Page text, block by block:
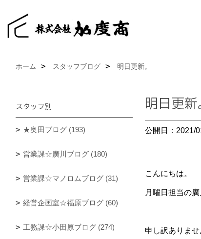
ホーム スタッフブログ 明日更新。
明日更新
公開日：2021/
こんにちは。
月曜日担当の廣
申し訳ありませ
スタッフ別
★奥田ブログ (193)
営業課☆廣川ブログ (180)
営業課☆マノロムブログ (31)
経営企画室☆福原ブログ (60)
工務課☆小田原ブログ (274)